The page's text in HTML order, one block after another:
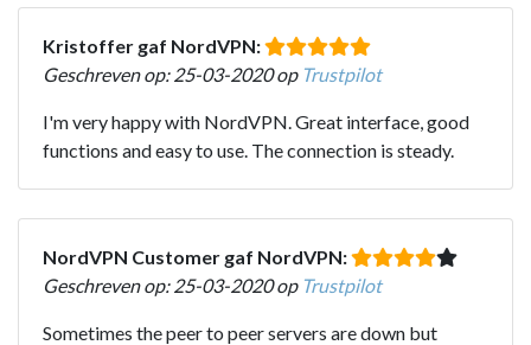
Kristoffer gaf NordVPN:
Geschreven op: 25-03-2020 op Trustpilot
I'm very happy with NordVPN. Great interface, good
functions and easy to use. The connection is steady.
NordVPN Customer gaf NordVPN:
Geschreven op: 25-03-2020 op Trustpilot
Sometimes the peer to peer servers are down but